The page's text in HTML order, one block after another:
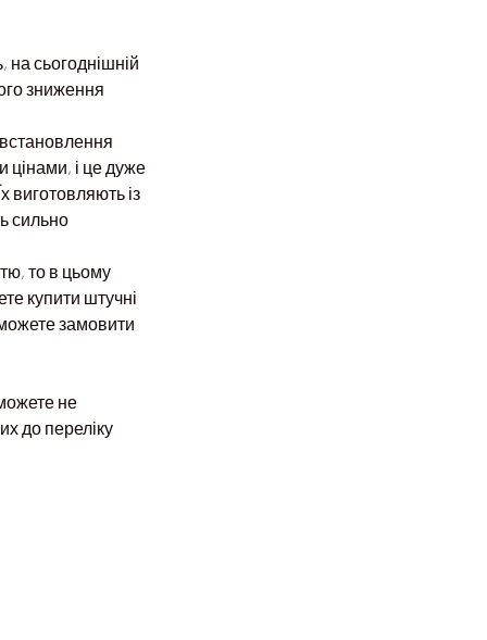
на сьогоднішній
зниження
цінами, і це дуже
виготовляють із
сильно
то в цьому
купити штучні
замовити
не
до переліку